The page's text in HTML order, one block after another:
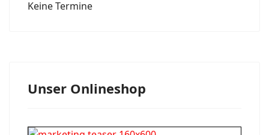
Keine Termine
Unser Onlineshop